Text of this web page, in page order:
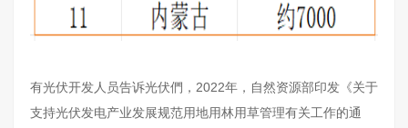
有光伏开发人员告诉光伏們，2022年，自然资源部印发《关于
支持光伏发电产业发展规范用地用林用草管理有关工作的通